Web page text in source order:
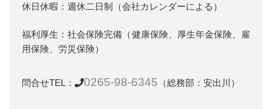
休日休暇：週休二日制（会社カレンダーによる）
福利厚生：社会保険完備（健康保険、厚生年金保険、雇
用保険、労災保険）
問合せTEL： 0265-98-6345 （総務部：安出川）